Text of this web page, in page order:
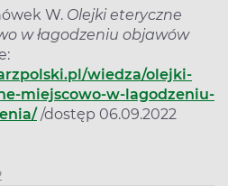
W. Olejki eteryczne
w łagodzeniu objawów
wiedza/olejki-
miejscowo-w-lagodzeniu-
/dostęp 06.09.2022